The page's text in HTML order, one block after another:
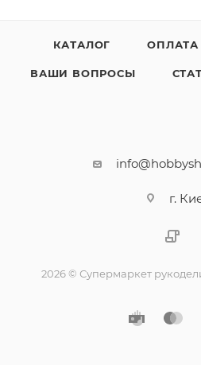
КАТАЛОГ ОПЛАТА
ВАШИ ВОПРОСЫ
г.
2026 © Супермаркет